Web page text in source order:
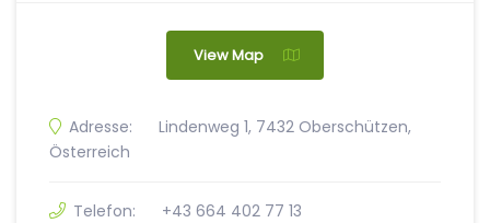
View Map
Adresse:
Lindenweg 1, 7432 Oberschützen,
Österreich
Telefon: +43 664 402 77 13